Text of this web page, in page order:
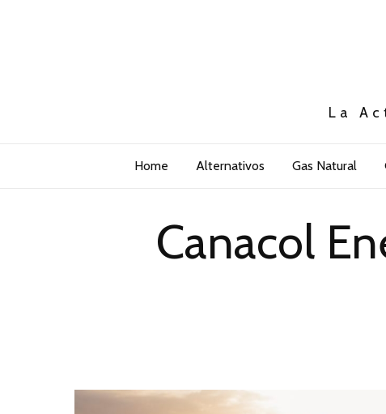
La
Home Alternativos Gas Natural
Canacol